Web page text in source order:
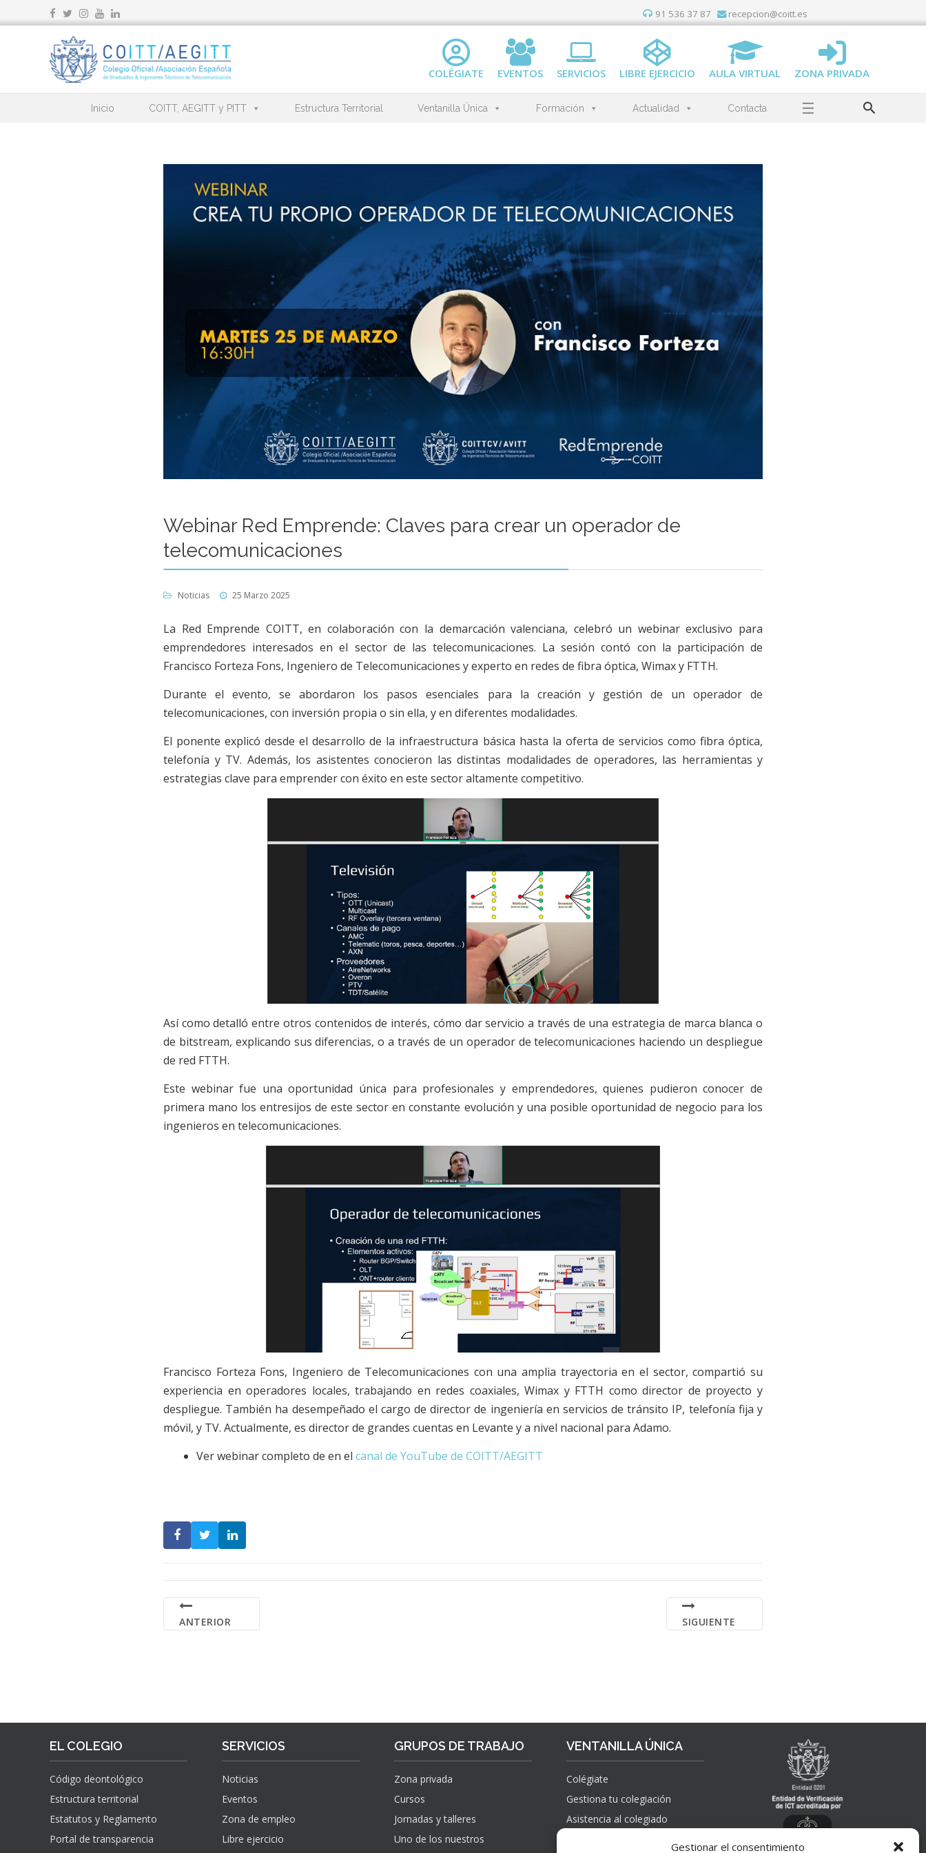
Gestionar el consentimiento
al
91 536 37 87 recepcion@coitt.es
COLÉGIATE EVENTOS SERVICIOS LIBRE EJERCICIO AULA VIRTUAL ZONA PRIVADA
Inicio COITT, AEGITT y PITT Estructura Territorial Ventanilla Única Formación Actualidad Contacta ☰ Buscar
Webinar Red Emprende: Claves para crear un operador de
telecomunicaciones
Noticias 25 Marzo 2025
La Red Emprende COITT, en colaboración con la demarcación valenciana, celebró un webinar exclusivo para
emprendedores interesados en el sector de las telecomunicaciones. La sesión contó con la participación de
Francisco Forteza Fons, Ingeniero de Telecomunicaciones y experto en redes de fibra óptica, Wimax y FTTH.
Durante el evento, se abordaron los pasos esenciales para la creación y gestión de un operador de
telecomunicaciones, con inversión propia o sin ella, y en diferentes modalidades.
El ponente explicó desde el desarrollo de la infraestructura básica hasta la oferta de servicios como fibra óptica,
telefonía y TV. Además, los asistentes conocieron las distintas modalidades de operadores, las herramientas y
estrategias clave para emprender con éxito en este sector altamente competitivo.
Así como detalló entre otros contenidos de interés, cómo dar servicio a través de una estrategia de marca blanca o
de bitstream, explicando sus diferencias, o a través de un operador de telecomunicaciones haciendo un despliegue
de red FTTH.
Este webinar fue una oportunidad única para profesionales y emprendedores, quienes pudieron conocer de
primera mano los entresijos de este sector en constante evolución y una posible oportunidad de negocio para los
ingenieros en telecomunicaciones.
Francisco Forteza Fons, Ingeniero de Telecomunicaciones con una amplia trayectoria en el sector, compartió su
experiencia en operadores locales, trabajando en redes coaxiales, Wimax y FTTH como director de proyecto y
despliegue. También ha desempeñado el cargo de director de ingeniería en servicios de tránsito IP, telefonía fija y
móvil, y TV. Actualmente, es director de grandes cuentas en Levante y a nivel nacional para Adamo.
Ver webinar completo de en el canal de YouTube de COITT/AEGITT
ANTERIOR SIGUIENTE
EL COLEGIO
Código deontológico
Estructura territorial
Estatutos y Reglamento
Portal de transparencia
SERVICIOS
Noticias
Eventos
Zona de empleo
Libre ejercicio
GRUPOS DE TRABAJO
Zona privada
Cursos
Jornadas y talleres
Uno de los nuestros
VENTANILLA ÚNICA
Colégiate
Gestiona tu colegiación
Asistencia al colegiado